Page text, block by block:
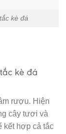
kè đá
kè đá
rượu. Hiện
cây tươi và
kết hợp cả tắc